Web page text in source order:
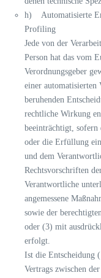
h) Automatisierte
Profiling
Jede von der
Person hat das vom
Verordnungsgeber
einer
beruhenden
rechtliche Wirkung
beeinträchtigt,
oder die Erfüllung
und dem
Rechtsvorschriften
Verantwortliche
angemessene
sowie der
oder (3) mit
erfolgt.
Ist die Entscheidung
Vertrags zwischen